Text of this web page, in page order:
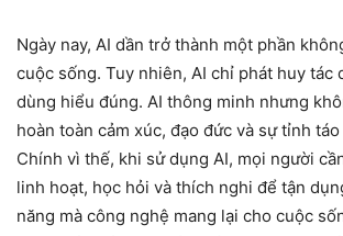
Ngày nay, AI dần trở thành một phần
cuộc sống. Tuy nhiên, AI chỉ phát huy tác
dùng hiểu đúng. AI thông minh nhưng
hoàn toàn cảm xúc, đạo đức và sự tỉnh
Chính vì thế, khi sử dụng AI, mọi người
linh hoạt, học hỏi và thích nghi để tận
năng mà công nghệ mang lại cho cuộc